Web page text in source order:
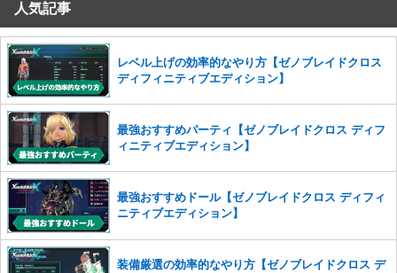
コメントの削除を申請する
せていただきます。ご了承ください。
※一度削除したコメントは復元ができませんのでご注意くだ
さい。
また、過度な利用規約の違反や、弊社に損害の及ぶ内容の書き込みがあ
った場合は、法的措置をとらせていただく場合もございますので、あら
かじめご理解くださいませ。
人気記事
レベル上げの効率的なやり方【ゼノブレイドクロス
ディフィニティブエディション】
最強おすすめパーティ【ゼノブレイドクロス ディフ
ィニティブエディション】
最強おすすめドール【ゼノブレイドクロス ディフィ
ニティブエディション】
装備厳選の効率的なやり方【ゼノブレイドクロス デ